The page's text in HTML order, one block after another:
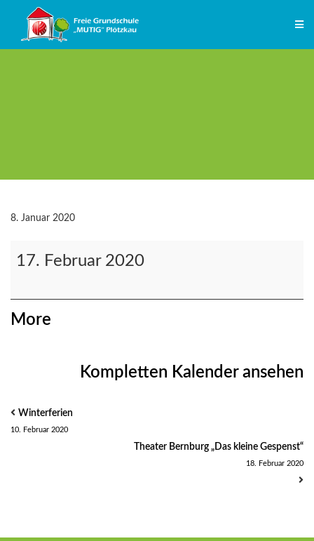
springen
8. Januar 2020
der
Kl.
4
17. Februar 2020
More
Kompletten Kalender ansehen
Winterferien
10. Februar 2020
Theater Bernburg „Das kleine Gespenst“
18. Februar 2020